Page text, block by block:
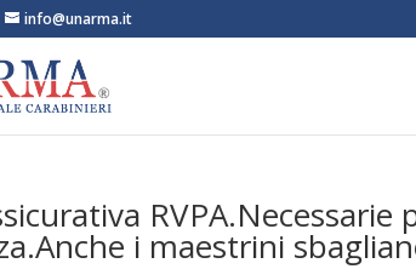
info@unarma.it
i maestrini